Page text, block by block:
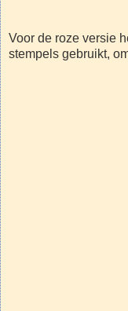
Voor de roze versie
stempels gebruikt,